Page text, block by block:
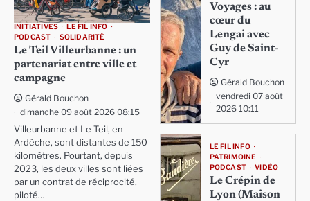
INITIATIVES
LE FIL INFO
PODCAST
SOLIDARITÉ
Le Teil Villeurbanne : un
partenariat entre ville et
campagne
Gérald Bouchon
dimanche 09 août 2026 08:15
Villeurbanne et Le Teil, en
Ardèche, sont distantes de 150
kilomètres. Pourtant, depuis
2023, les deux villes sont liées
par un contrat de réciprocité,
piloté…
Voyages : au
cœur du
Lengai avec
Guy de Saint-
Cyr
Gérald Bouchon
vendredi 07 août
2026 10:11
LE FIL INFO
PATRIMOINE
PODCAST
VIDÉO
Le Crépin de
Lyon (Maison